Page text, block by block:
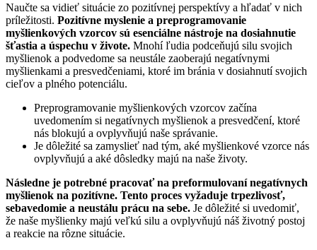
Naučte sa vidieť situácie zo pozitívnej perspektívy a hľadať v nich
príležitosti. Pozitívne myslenie a preprogramovanie
myšlienkových vzorcov sú esenciálne nástroje na dosiahnutie
šťastia a úspechu v živote. Mnohí ľudia podceňujú silu svojich
myšlienok a podvedome sa neustále zaoberajú negatívnymi
myšlienkami a presvedčeniami, ktoré im bránia v dosiahnutí svojich
cieľov a plného potenciálu.
Preprogramovanie myšlienkových vzorcov začína
uvedomením si negatívnych myšlienok a presvedčení, ktoré
nás blokujú a ovplyvňujú naše správanie.
Je dôležité sa zamyslieť nad tým, aké myšlienkové vzorce nás
ovplyvňujú a aké dôsledky majú na naše životy.
Následne je potrebné pracovať na preformulovaní negatívnych
myšlienok na pozitívne. Tento proces vyžaduje trpezlivosť,
sebavedomie a neustálu prácu na sebe. Je dôležité si uvedomiť,
že naše myšlienky majú veľkú silu a ovplyvňujú náš životný postoj
a reakcie na rôzne situácie.